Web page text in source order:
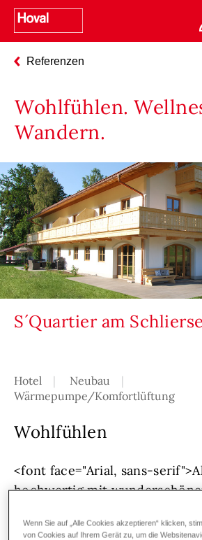
Referenzen
Wohlfühlen.
Wandern.
S´Quartier am
Hotel
Neubau
Wärmepumpe/Komfortlüftung
Wohlfühlen
<font face="Arial, sans-
hochwertig mit
Platz für einen entspannten
Wenn Sie auf „Alle Cookies akzeptieren“ klicken,
von Cookies auf Ihrem Gerät zu, um die